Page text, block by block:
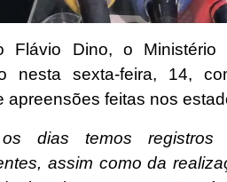
Flávio Dino, o
nesta sexta-feira, 14,
apreensões feitas nos
os dias temos
assim como da